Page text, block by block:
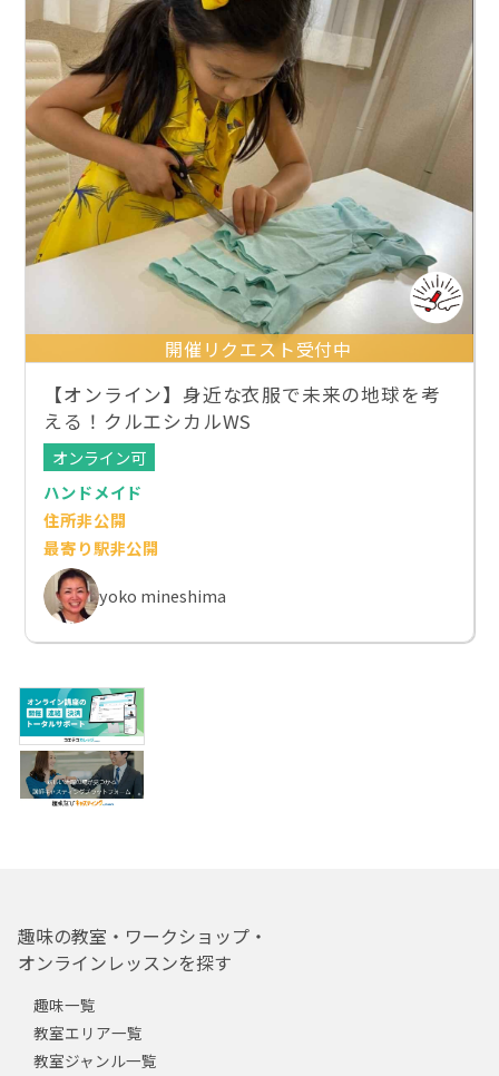
開催リクエスト受付中
【オンライン】身近な衣服で未来の地球を考
える！クルエシカルWS
オンライン可
ハンドメイド
住所非公開
最寄り駅非公開
yoko mineshima
趣味の教室・ワークショップ・
オンラインレッスンを探す
趣味一覧
教室エリア一覧
教室ジャンル一覧